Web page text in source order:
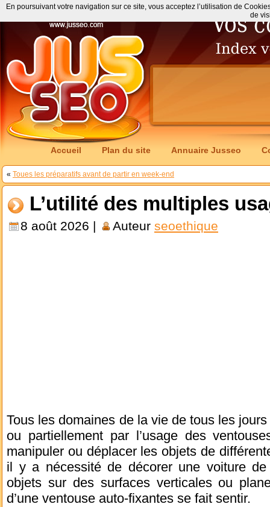
Accueil Plan du site Annuaire Jusseo
« Toues les préparatifs avant de partir en week-end
L’utilité des multiples
8 août 2026 | Auteur seoethique
Tous les domaines de la vie de tous les
ou partiellement par l’usage des
manipuler ou déplacer les objets de
il y a nécessité de décorer une voiture
objets sur des surfaces verticales ou
d’une ventouse auto-fixantes se fait sentir.
En poursuivant votre navigation sur ce site, vous acceptez l’utilisation de
de